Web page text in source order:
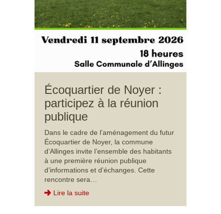
Écoquartier de Noyer :
participez à la réunion
publique
Dans le cadre de l’aménagement du futur
Écoquartier de Noyer, la commune
d’Allinges invite l’ensemble des habitants
à une première réunion publique
d’informations et d’échanges. Cette
rencontre sera…
Lire la suite